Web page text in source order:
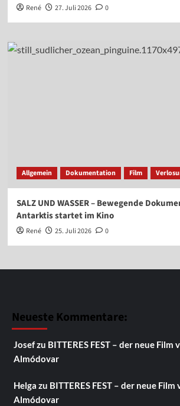
René 27. Juli 2026 0
Allgemein Dokumentation Film
SALZ UND WASSER – Bewegende
Antarktis startet im Kino
René 25. Juli 2026 0
Neueste Kommentare:
Josefzu BITTERES FEST – der neue Film
Almódovar
Helga zu BITTERES FEST – der neue Film
Almódovar